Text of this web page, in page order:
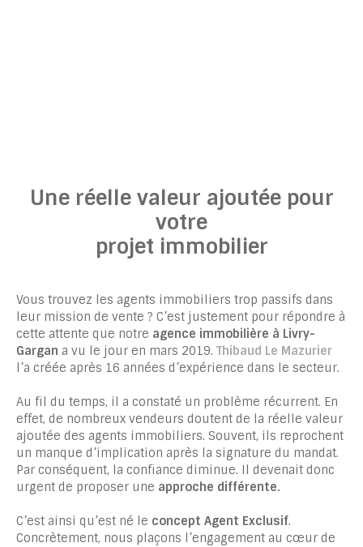
Une réelle valeur ajoutée pour
votre
projet immobilier
Vous trouvez les agents immobiliers trop passifs dans
leur mission de vente ? C’est justement pour répondre à
cette attente que notre agence immobilière à Livry-
Gargan a vu le jour en mars 2019. Thibaud Le Mazurier
l’a créée après 16 années d’expérience dans le secteur.
Au fil du temps, il a constaté un problème récurrent. En
effet, de nombreux vendeurs doutent de la réelle valeur
ajoutée des agents immobiliers. Souvent, ils reprochent
un manque d’implication après la signature du mandat.
Par conséquent, la confiance diminue. Il devenait donc
urgent de proposer une approche différente.
C’est ainsi qu’est né le concept Agent Exclusif.
Concrètement, nous plaçons l’engagement au cœur de